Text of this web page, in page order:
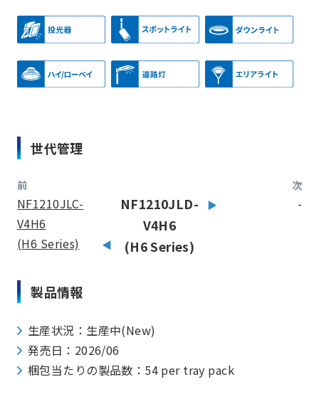
世代管理
前
NF1210JLC-
V4H6
(H6 Series)
NF1210JLD-
V4H6
(H6 Series)
次
-
製品情報
生産状況：生産中(New)
発売日：2026/06
梱包当たりの製品数：54 per tray pack